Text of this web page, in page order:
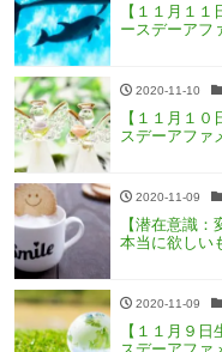
【１１月１
ースデーアフ
2020-11-10
【１１月１
スデーアフ
2020-11-09
【潜在意識
本当に欲しい
2020-11-09
【１１月９